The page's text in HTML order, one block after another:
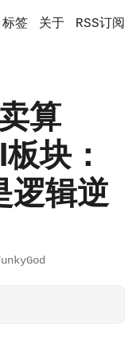
标签 关于 RSS订阅
算
块：
逻辑逆